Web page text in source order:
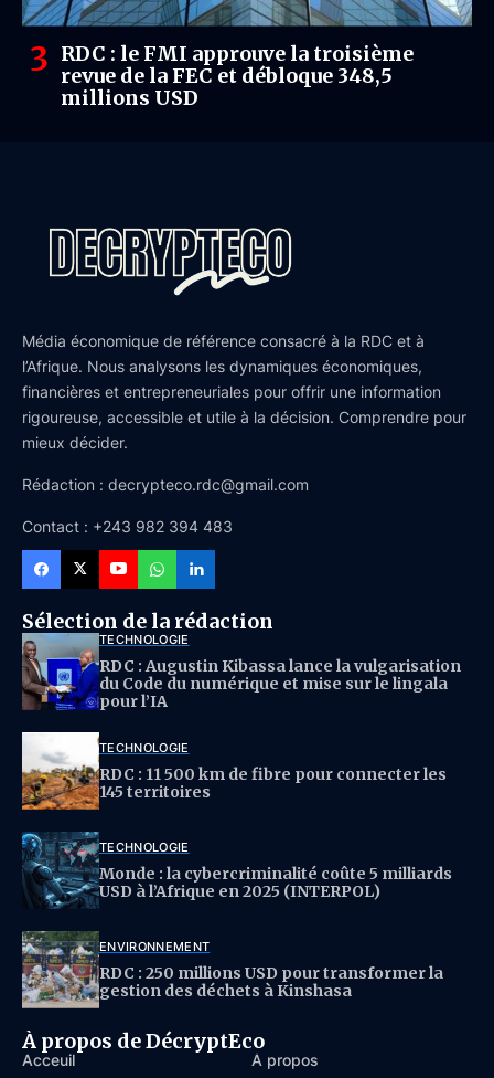
RDC : le FMI approuve la troisième
revue de la FEC et débloque 348,5
millions USD
Média économique de référence consacré à la RDC et à
l’Afrique. Nous analysons les dynamiques économiques,
financières et entrepreneuriales pour offrir une information
rigoureuse, accessible et utile à la décision. Comprendre pour
mieux décider.
Rédaction : decrypteco.rdc@gmail.com
Contact : +243 982 394 483
Sélection de la rédaction
TECHNOLOGIE
RDC : Augustin Kibassa lance la vulgarisation
du Code du numérique et mise sur le lingala
pour l’IA
TECHNOLOGIE
RDC : 11 500 km de fibre pour connecter les
145 territoires
TECHNOLOGIE
Monde : la cybercriminalité coûte 5 milliards
USD à l’Afrique en 2025 (INTERPOL)
ENVIRONNEMENT
RDC : 250 millions USD pour transformer la
gestion des déchets à Kinshasa
À propos de DécryptEco
Acceuil À propos